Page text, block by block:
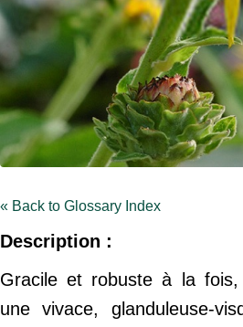
« Back to Glossary Index
Description :
Gracile et robuste à la fois,
une vivace, glanduleuse-